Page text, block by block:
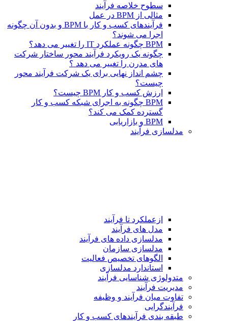
سطوح خلاصه فرآیند
مثالی از BPM در عمل
فرآیندهای کسب و کار با BPM و بدون آن چگونه
اجرا می شوند؟
BPM چگونه عملکرد IT را تغییر می دهد؟
چگونه یک رویکرد فرآیند محور ساختار شرکت
های مدرن را تغییر می دهد ؟
چشم انداز نهایی برای یک شرکت فرآیند محور
چیست؟
ارزش کسب و کار BPM چیست؟
BPM چگونه به اجرای شبکه کسب و کار
گسترده کمک می کند؟
BPM و بازاریابی
مدلسازی فرآیند
ازعملکرد تا فرآیند
مدل های فرآیند
مدلسازی داده های فرآیند
مدلسازی سازمان
الگوهای تخصیص فعالیت
استاندارد مدلسازی
متدولوژی شناسایی فرآیند
مدیریت فرآیند
تفاوت میان فرآیند و وظیفه
فرآیندگرایی
طبقه بندی فرآیندهای كسب و كار